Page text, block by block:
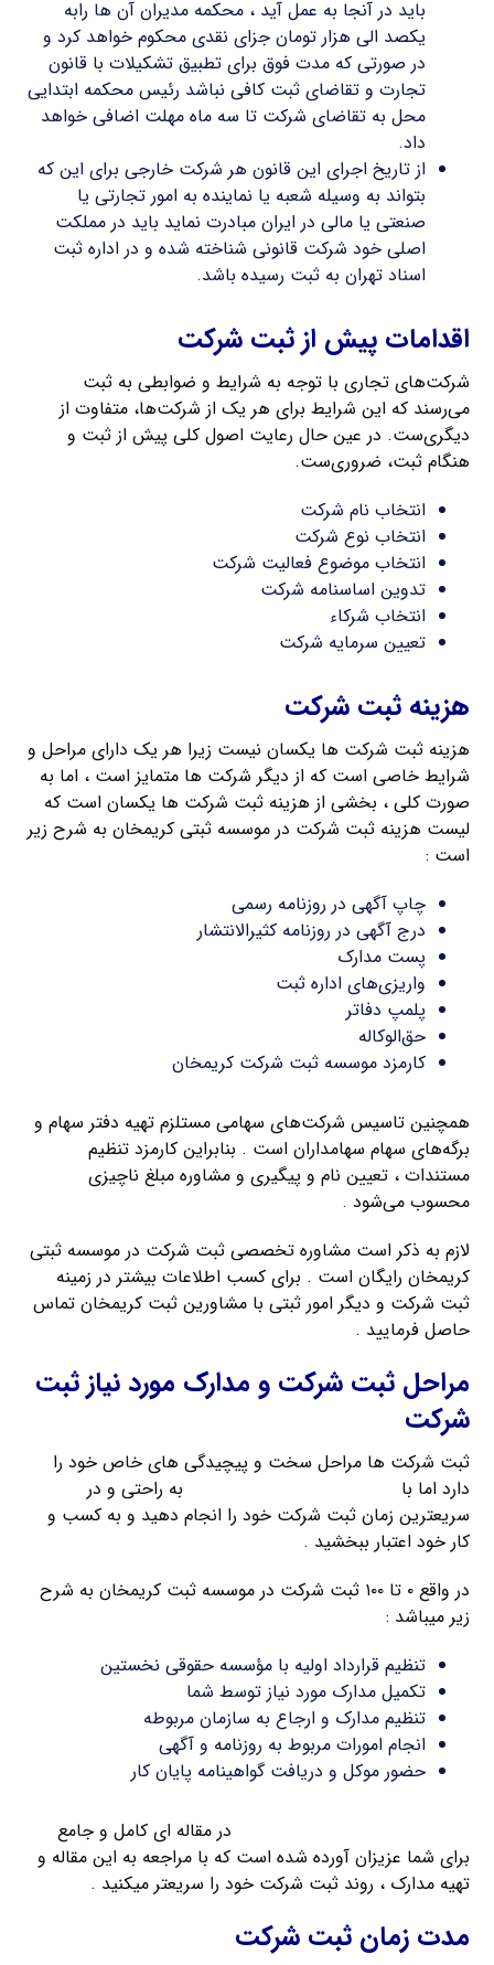
باید در آنجا به عمل آید ، محکمه مدیران آن ها رابه
یکصد الی هزار تومان جزای نقدی محکوم خواهد کرد و
در صورتی که مدت فوق برای تطبیق تشکیلات با قانون
تجارت و تقاضای ثبت کافی نباشد رئیس محکمه ابتدایی
محل به تقاضای شرکت تا سه ماه مهلت اضافی خواهد
داد.
از تاریخ اجرای این قانون هر شرکت خارجی برای این که
بتواند به وسیله شعبه یا نماینده به امور تجارتی یا
صنعتی یا مالی در ایران مبادرت نماید باید در مملکت
اصلی خود شرکت قانونی شناخته شده و در اداره ثبت
اسناد تهران به ثبت رسیده باشد.
اقدامات پیش از ثبت شرکت
شرکت‌های تجاری با توجه به شرایط و ضوابطی به ثبت
می‌رسند که این شرایط برای هر یک از شرکت‌ها، متفاوت از
دیگری‌ست. در عین حال رعایت اصول کلی پیش از ثبت و
هنگام ثبت، ضروری‌ست.
انتخاب نام شرکت
انتخاب نوع شرکت
انتخاب موضوع فعالیت شرکت
تدوین اساسنامه شرکت
انتخاب شرکاء
تعیین سرمایه شرکت
هزینه ثبت شرکت
هزینه ثبت شرکت ها یکسان نیست زیرا هر یک دارای مراحل و
شرایط خاصی است که از دیگر شرکت ها متمایز است ، اما به
صورت کلی ، بخشی از هزینه ثبت شرکت ها یکسان است که
لیست هزینه ثبت شرکت در موسسه ثبتی کریمخان به شرح زیر
است :
چاپ آگهی در روزنامه رسمی
درج آگهی در روزنامه کثیرالانتشار
پست مدارک
واریزی‌های اداره ثبت
پلمپ دفاتر
حق‌الوکاله
کارمزد موسسه ثبت شرکت کریمخان
همچنین تاسیس شرکت‌های سهامی مستلزم تهیه دفتر سهام و
برگه‌های سهام سهامداران است . بنابراین کارمزد تنظیم
مستندات ، تعیین نام و پیگیری و مشاوره مبلغ ناچیزی
محسوب می‌شود .
لازم به ذکر است مشاوره تخصصی ثبت شرکت در موسسه ثبتی
کریمخان رایگان است . برای کسب اطلاعات بیشتر در زمینه
ثبت شرکت و دیگر امور ثبتی با مشاورین ثبت کریمخان تماس
حاصل فرمایید .
مراحل ثبت شرکت و مدارک مورد نیاز ثبت
شرکت
ثبت شرکت ها مراحل سخت و پیچیدگی های خاص خود را
دارد اما با
به راحتی و در
سریعترین زمان ثبت شرکت خود را انجام دهید و به کسب و
کار خود اعتبار ببخشید .
در واقع ۰ تا ۱۰۰ ثبت شرکت در موسسه ثبت کریمخان به شرح
زیر میباشد :
تنظیم قرارداد اولیه با مؤسسه حقوقی نخستین
تکمیل مدارک مورد نیاز توسط شما
تنظیم مدارک و ارجاع به سازمان مربوطه
انجام امورات مربوط به روزنامه و آگهی
حضور موکل و دریافت گواهینامه پایان کار
در مقاله ای کامل و جامع
برای شما عزیزان آورده شده است که با مراجعه به این مقاله و
تهیه مدارک ، روند ثبت شرکت خود را سریعتر میکنید .
مدت زمان ثبت شرکت